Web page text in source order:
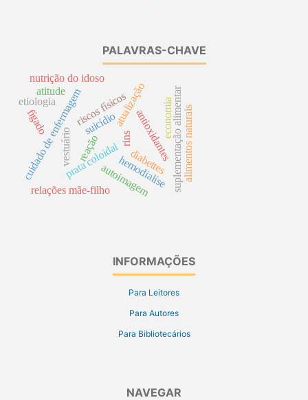
PALAVRAS-CHAVE
cuidado de enfermagemprata coloidal
etiologia atualização
antioxidantessuplementação alimentaralimentos naturais
nutrição do idoso
relações mãe-filho
riscos físicos
autoimagem
rins
suicídio
vestuário
economia
fígado
reação diabettes
hemodialíse
atitude
INFORMAÇÕES
Para Leitores
Para Autores
Para Bibliotecários
NAVEGAR